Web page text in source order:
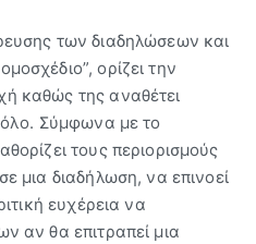
των διαδηλώσεων και
ορίζει την
καθώς της αναθέτει
Σύμφωνα με το
τους περιορισμούς
μια διαδήλωση, να επινοεί
ευχέρεια να
αν θα επιτραπεί μια